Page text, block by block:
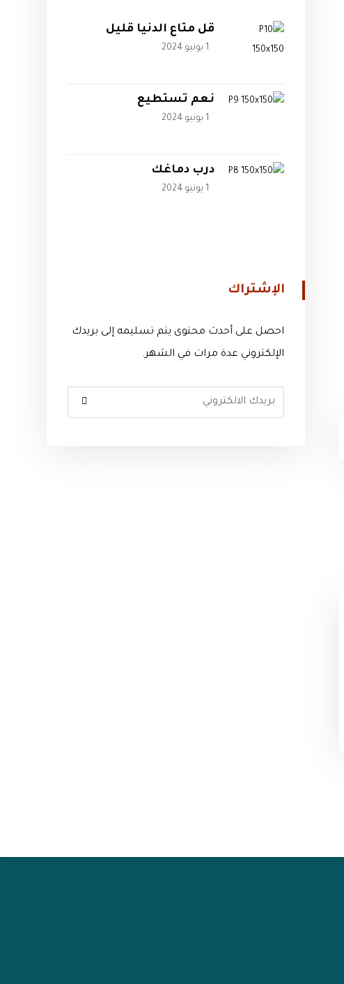
قل متاع الدنيا قليل
1 يونيو 2024
نعم تستطيع
1 يونيو 2024
درب دماغك
1 يونيو 2024
الإشتراك
احصل على أحدث محتوى يتم تسليمه إلى بريدك
الإلكتروني عدة مرات في الشهر.